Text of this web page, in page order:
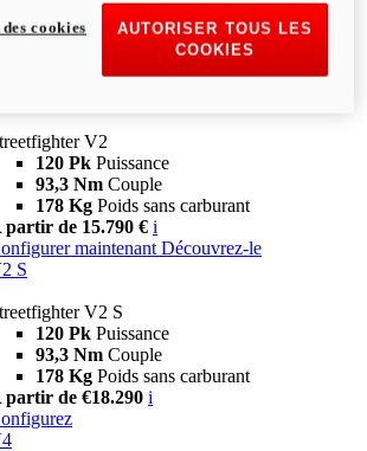
V2
120 Pk Puissance
93,3 Nm Couple
178 Kg Poids sans carburant
partir de 15.790 € i
maintenant Découvrez-le
S
V2 S
120 Pk Puissance
93,3 Nm Couple
178 Kg Poids sans carburant
partir de €18.290 i
AUTORISER TOUS LES
COOKIES
cookies